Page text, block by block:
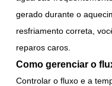
gerado durante o
resfriamento correta,
reparos caros.
Como gerenciar o
Controlar o fluxo e a